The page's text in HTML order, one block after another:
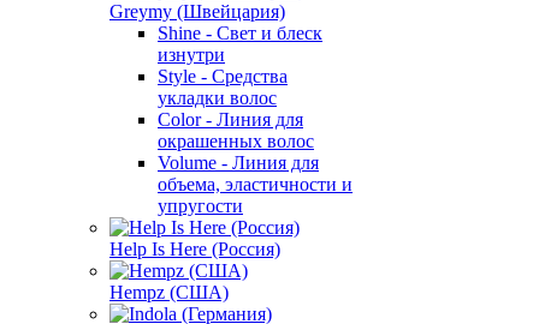
Greymy (Швейцария)
Shine - Свет и блеск
изнутри
Style - Средства
укладки волос
Color - Линия для
окрашенных волос
Volume - Линия для
объема, эластичности и
упругости
Help Is Here (Россия)
Hempz (США)